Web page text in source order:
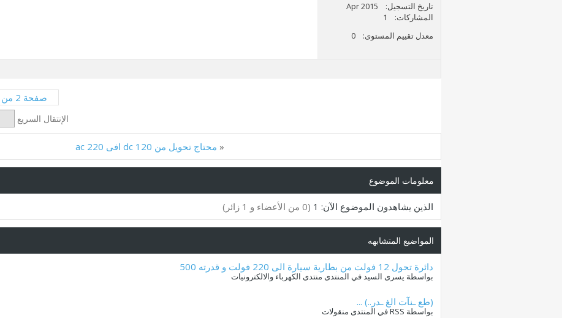
تاريخ التسجيل
Apr 2015
المشاركات
1
معدل تقييم المستوى
0
صفحة 2 من 2
الإنتقال السريع
« محتاج تحويل من 120 dc افى 220 ac
معلومات الموضوع
الذين يشاهدون الموضوع الآن: 1 (0 من الأعضاء و 1 زائر)
المواضيع المتشابهه
دائرة تحول 12 فولت من بطارية سيارة الى 220 فولت و قدرته 500
بواسطة يسرى السيد في المنتدى منتدى الكهرباء والالكترونيات
(طع ـنآت الغ ـدر..) ...
بواسطة RSS في المنتدى منقولات